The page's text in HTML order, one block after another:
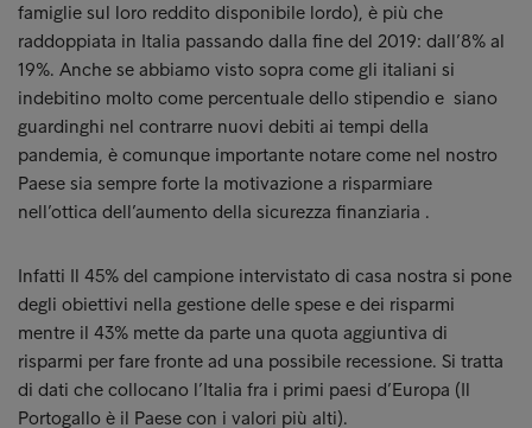
famiglie sul loro reddito disponibile lordo), è più che
raddoppiata in Italia passando dalla fine del 2019: dall’8% al
19%. Anche se abbiamo visto sopra come gli italiani si
indebitino molto come percentuale dello stipendio e siano
guardinghi nel contrarre nuovi debiti ai tempi della
pandemia, è comunque importante notare come nel nostro
Paese sia sempre forte la motivazione a risparmiare
nell’ottica dell’aumento della sicurezza finanziaria .
Infatti Il 45% del campione intervistato di casa nostra si pone
degli obiettivi nella gestione delle spese e dei risparmi
mentre il 43% mette da parte una quota aggiuntiva di
risparmi per fare fronte ad una possibile recessione. Si tratta
di dati che collocano l’Italia fra i primi paesi d’Europa (Il
Portogallo è il Paese con i valori più alti).